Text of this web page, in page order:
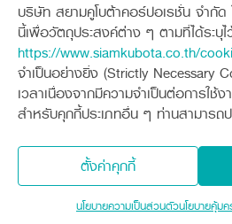
บริษัท สยามคูโบต้าคอร์ปอเรชั่น จำกั
นี้เพื่อวัตถุประสงค์ต่าง ๆ ตามที่ได้ระบุไ
https://www.siamkubota.co.th/
จำเป็นอย่างยิ่ง (Strictly Necessary
เวลาเนื่องจากมีความจำเป็นต่อการใ
สำหรับคุกกี้ประเภทอื่น ๆ ท่านสามารถ
ตั้งค่าคุกกี้
นโยบายความเป็นส่วนตัวนโยบายคุ้
ประสิทธิภาพการทำงานของรถเกี่ยว
เครื่องยนต์คูโบต้า สมรรถนะสูง อัตร
ถังบรรจุข้าวของรถเกี่ยวนวดข้าวคู
ลำเลียงข้าวที่กว้างกว่า
ถังน้ำมันเชื้อเพลิงของรถเกี่ยวนวด
ช่วยให้ทำงานได้อย่างต่อเนื่องไม่ต้
ศูนย์กระจายอะไหล่ที่ใหญ่ที่สุด และ
สามารถส่งอะไหล่ถึงมือคุณได้อย่าง
Sitemap
เครื่องจักรกลการเกษตร
แทรกเตอร์
อุปกรณ์ต่อพ่วงแทรกเตอร์
รถเกี่ยวนวดข้าว
ชุดอุปกรณ์เสริมรถดำนา
เครื่องยนต์ดีเซล
รถไถ
เครื่
รถขุด
อุปก
รถตั
สินค้
โดร
ช่องทางการติดตาม ศูนย์ลู
สงวนลิขสิทธิ์ © 2560 บริษัทสยามคูโ
นโยบายคุ้มครองข้อมูลส่วนบุคคล